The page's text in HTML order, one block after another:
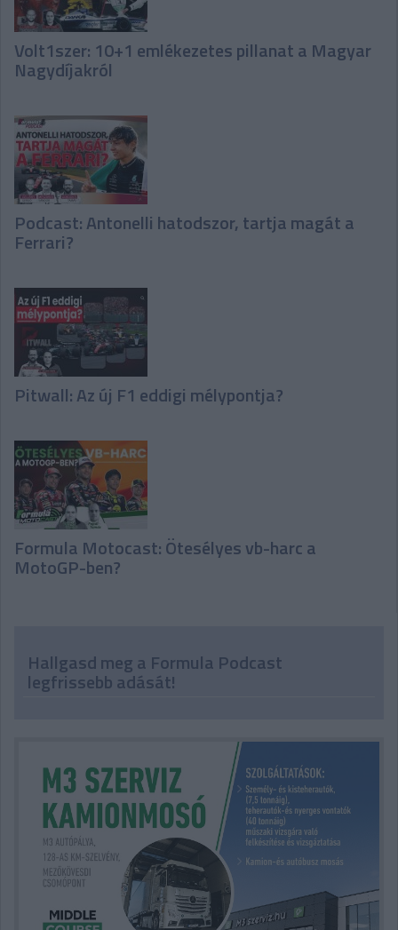
Volt1szer: 10+1 emlékezetes pillanat a Magyar
Nagydíjakról
Podcast: Antonelli hatodszor, tartja magát a
Ferrari?
Pitwall: Az új F1 eddigi mélypontja?
Formula Motocast: Ötesélyes vb-harc a
MotoGP-ben?
Hallgasd meg a Formula Podcast
legfrissebb adását!